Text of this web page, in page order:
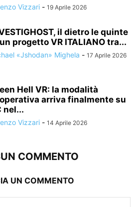
Vizzari - 19 Aprile 2026
il dietro le quinte
progetto VR ITALIANO tra...
«Jshodan» Mighela - 17 Aprile 2026
Hell VR: la modalità
arriva finalmente su
nel...
Vizzari - 14 Aprile 2026
COMMENTO
UN COMMENTO